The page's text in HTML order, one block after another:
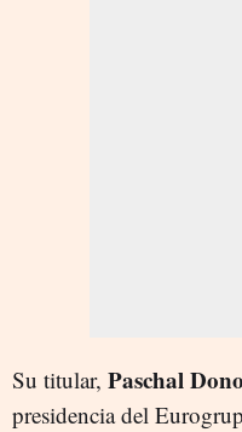
Su titular, Paschal
presidencia del